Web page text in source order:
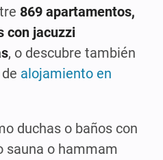
869 apartamentos,
con jacuzzi
, o descubre también
alojamiento en
duchas o baños con
sauna o hammam